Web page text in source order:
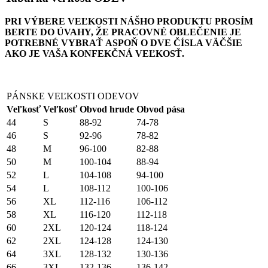
PRI VÝBERE VEĽKOSTI NÁŠHO PRODUKTU PROSÍM
BERTE DO ÚVAHY, ŽE PRACOVNÉ OBLEČENIE JE
POTREBNÉ VYBRAŤ ASPOŇ O DVE ČÍSLA VÄČŠIE
AKO JE VAŠA KONFEKČNÁ VEĽKOSŤ.
PÁNSKE VEĽKOSTI ODEVOV
Veľkosť Veľkosť Obvod hrude Obvod pása
44
S 88-92
74-78
46
S 92-96
78-82
48
M 96-100
82-88
50
M 100-104
88-94
52
L 104-108
94-100
54
L 108-112
100-106
56
XL 112-116
106-112
58
XL 116-120
112-118
60
2XL 120-124
118-124
62
2XL 124-128
124-130
64
3XL 128-132
130-136